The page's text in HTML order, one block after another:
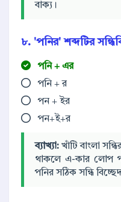
বাক্য।
৮. 'পনির' শব্দটির
পনি + এর
পনি + র
পন + ইর
পন+ই+র
ব্যাখ্যা: খাঁটি বাংলা
থাকলে এ-কার লোপ
পনির সঠিক সন্ধি